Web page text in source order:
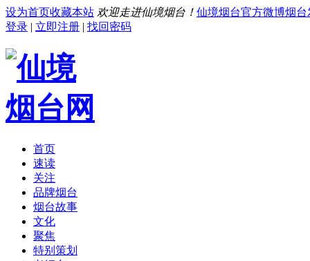
设为首页收藏本站 欢迎走进仙境烟台！ 仙境烟台官方微博烟台
登录 | 立即注册 | 找回密码
首页
速读
关注
品牌烟台
烟台故事
文化
聚焦
特别策划